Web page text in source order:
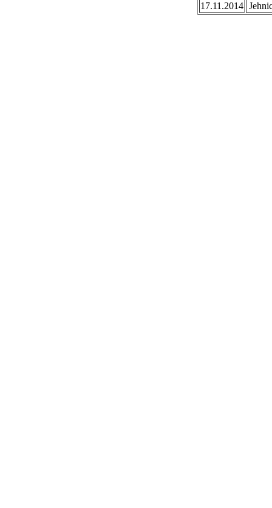
17.11.2014